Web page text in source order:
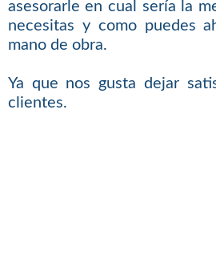
asesorarle en cual sería la
necesitas y como puedes
mano de obra.
Ya que nos gusta dejar
clientes.